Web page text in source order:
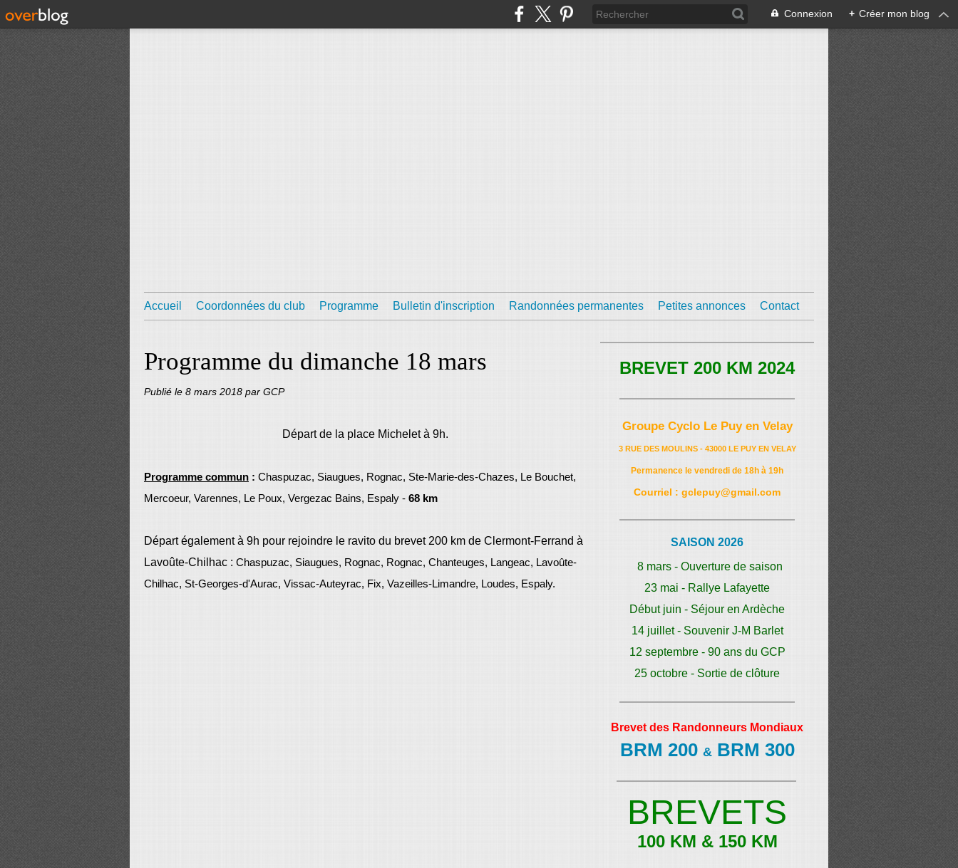
Connexion + Créer mon blog
Accueil Coordonnées du club Programme Bulletin d'inscription Randonnées permanentes Petites annonces Contact
Programme du dimanche 18 mars
Publié le 8 mars 2018 par GCP
Départ de la place Michelet à 9h.
Programme commun : Chaspuzac, Siaugues, Rognac, Ste-Marie-des-Chazes, Le Bouchet,
Mercoeur, Varennes, Le Poux, Vergezac Bains, Espaly - 68 km
Départ également à 9h pour rejoindre le ravito du brevet 200 km de Clermont-Ferrand à
Lavoûte-Chilhac : Chaspuzac, Siaugues, Rognac, Rognac, Chanteuges, Langeac, Lavoûte-
Chilhac, St-Georges-d'Aurac, Vissac-Auteyrac, Fix, Vazeilles-Limandre, Loudes, Espaly.
BREVET 200 KM 2024
Groupe Cyclo Le Puy en Velay
3 RUE DES MOULINS - 43000 LE PUY EN VELAY
Permanence le vendredi de 18h à 19h
Courriel : gclepuy@gmail.com
SAISON 2026
8 mars - Ouverture de saison
23 mai - Rallye Lafayette
Début juin - Séjour en Ardèche
14 juillet - Souvenir J-M Barlet
12 septembre - 90 ans du GCP
25 octobre - Sortie de clôture
Brevet des Randonneurs Mondiaux
BRM 200 &BRM 300
BREVETS
100 KM & 150 KM